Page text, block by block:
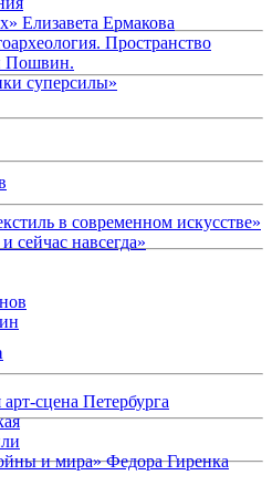
Елизавета Ермакова
Пространство
Пошвин.
суперсилы»
в современном искусстве»
сейчас навсегда»
сцена Петербурга
и мира» Федора Гиренка